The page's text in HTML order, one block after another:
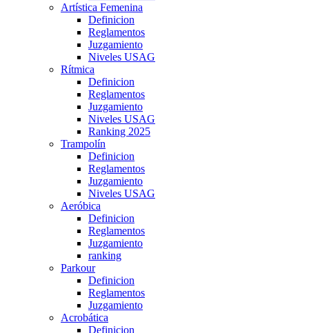
Artística Femenina
Definicion
Reglamentos
Juzgamiento
Niveles USAG
Rítmica
Definicion
Reglamentos
Juzgamiento
Niveles USAG
Ranking 2025
Trampolín
Definicion
Reglamentos
Juzgamiento
Niveles USAG
Aeróbica
Definicion
Reglamentos
Juzgamiento
ranking
Parkour
Definicion
Reglamentos
Juzgamiento
Acrobática
Definicion